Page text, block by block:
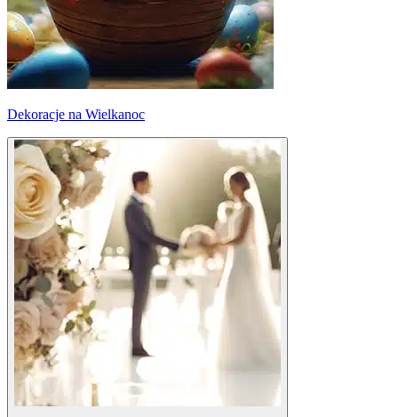
Dekoracje na Wielkanoc